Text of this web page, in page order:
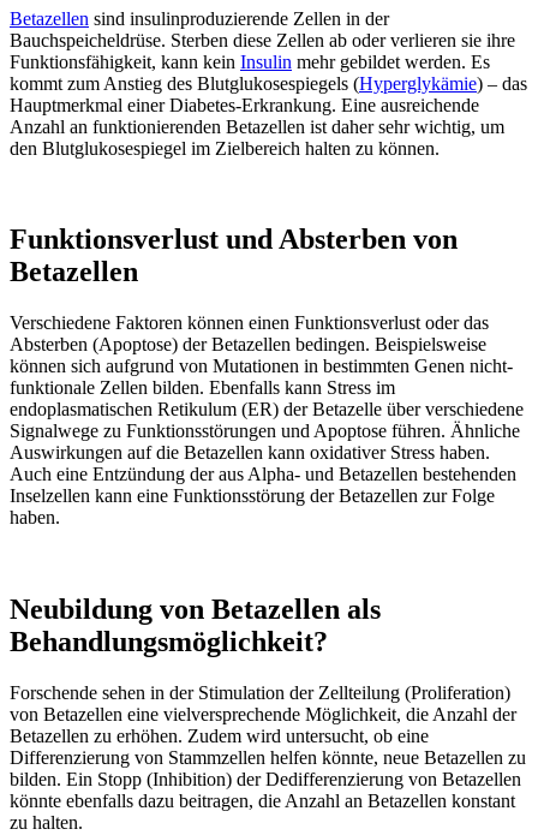
Betazellen sind insulinproduzierende Zellen in der
Bauchspeicheldrüse. Sterben diese Zellen ab oder verlieren sie ihre
Funktionsfähigkeit, kann kein Insulin mehr gebildet werden. Es
kommt zum Anstieg des Blutglukosespiegels (Hyperglykämie) – das
Hauptmerkmal einer Diabetes-Erkrankung. Eine ausreichende
Anzahl an funktionierenden Betazellen ist daher sehr wichtig, um
den Blutglukosespiegel im Zielbereich halten zu können.
Funktionsverlust und Absterben von
Betazellen
Verschiedene Faktoren können einen Funktionsverlust oder das
Absterben (Apoptose) der Betazellen bedingen. Beispielsweise
können sich aufgrund von Mutationen in bestimmten Genen nicht-
funktionale Zellen bilden. Ebenfalls kann Stress im
endoplasmatischen Retikulum (ER) der Betazelle über verschiedene
Signalwege zu Funktionsstörungen und Apoptose führen. Ähnliche
Auswirkungen auf die Betazellen kann oxidativer Stress haben.
Auch eine Entzündung der aus Alpha- und Betazellen bestehenden
Inselzellen kann eine Funktionsstörung der Betazellen zur Folge
haben.
Neubildung von Betazellen als
Behandlungsmöglichkeit?
Forschende sehen in der Stimulation der Zellteilung (Proliferation)
von Betazellen eine vielversprechende Möglichkeit, die Anzahl der
Betazellen zu erhöhen. Zudem wird untersucht, ob eine
Differenzierung von Stammzellen helfen könnte, neue Betazellen zu
bilden. Ein Stopp (Inhibition) der Dedifferenzierung von Betazellen
könnte ebenfalls dazu beitragen, die Anzahl an Betazellen konstant
zu halten.